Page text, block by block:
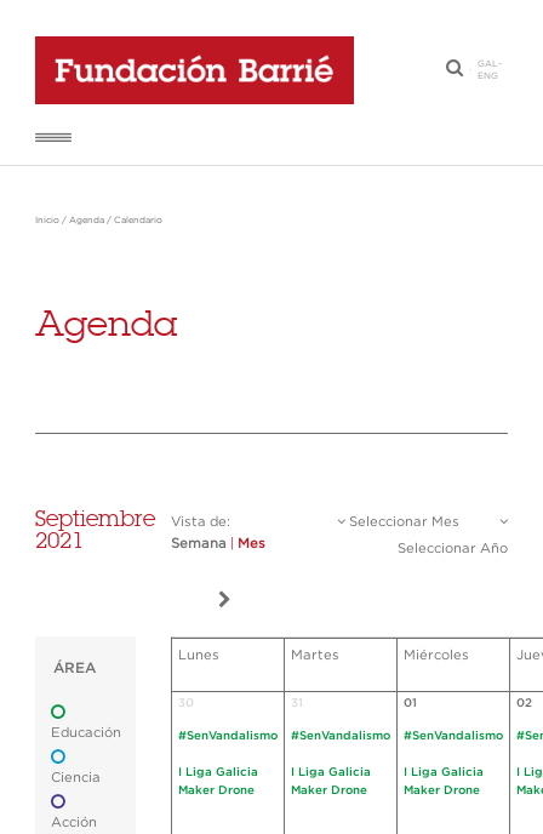
·
GAL-
ENG
Inicio / Agenda / Calendario
Agenda
Septiembre
2021
Vista de:
Semana
Mes
Seleccionar Mes
Seleccionar Año
ÁREA
Educación
Ciencia
Acción
Lunes Martes Miércoles
30
#SenVandalismo
I Liga Galicia
Maker Drone
31
#SenVandalismo
I Liga Galicia
Maker Drone
01
#SenVandalismo
I Liga Galicia
Maker Drone
02
I